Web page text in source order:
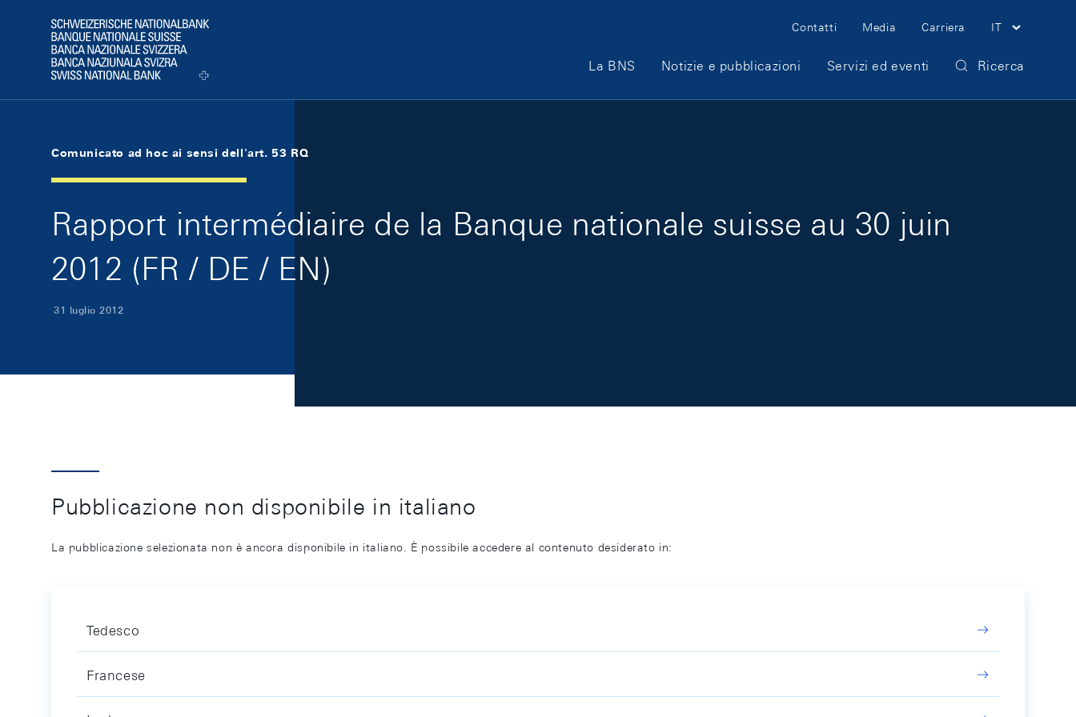
Logo
Meta Navigation
Contatti Media Carriera IT
Main Navigation
La BNS Notizie e pubblicazioni Servizi ed eventi Ricerca
Comunicato ad hoc ai sensi dell'art. 53 RQ
Rapport intermédiaire de la Banque nationale suisse au 30 juin
2012 (FR / DE / EN)
31 luglio 2012
Pubblicazione non disponibile in italiano
La pubblicazione selezionata non è ancora disponibile in italiano. È possibile accedere al contenuto desiderato in:
Tedesco
Francese